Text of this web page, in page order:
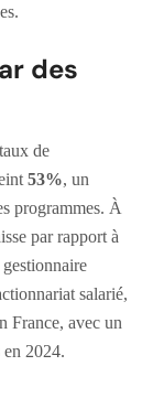
des
de
53%, un
programmes. À
par rapport à
salarié,
France, avec un
en 2024.